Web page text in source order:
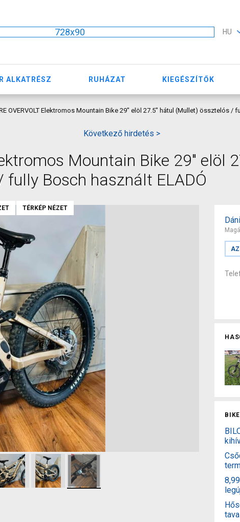
728x90 HU
ALKATRÉSZ RUHÁZAT KIEGÉSZÍTŐK
OVERVOLT Elektromos Mountain Bike 29" elöl 27.5" hátul (Mullet) össztelós /
Következő hirdetés >
Mountain Bike 29" elöl
Bosch használt ELADÓ
AZ
TÉRKÉP NÉZET